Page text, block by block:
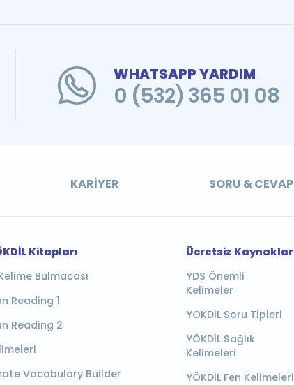
WHATSAPP YARDIM
0 (532) 365 01 08
KARIYER SORU & CEVAP
Kitapları
Bulmacası
Reading 1
Reading 2
Vocabulary Builder
Ücretsiz Kaynaklar
YDS Önemli
Kelimeler
YÖKDİL Soru Tipleri
YÖKDİL Sağlık
Kelimeleri
YÖKDİL Fen Kelimeleri